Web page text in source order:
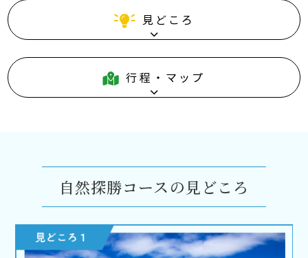
見どころ
行程・マップ
自然探勝コースの見どころ